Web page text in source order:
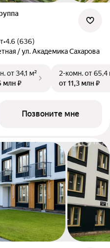
•4.6 (636)
/ ул. Академика Сахарова
от 34,1 м²
млн ₽
2-комн.от 65,4
от 11,3 млн ₽
Позвоните мне